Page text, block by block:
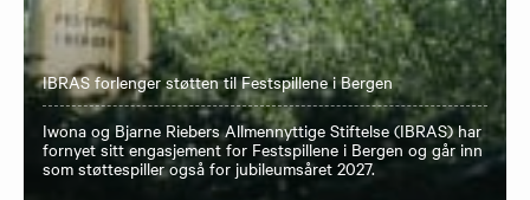
IBRAS forlenger støtten til Festspillene i Bergen
Iwona og Bjarne Riebers Allmennyttige Stiftelse (IBRAS) har
fornyet sitt engasjement for Festspillene i Bergen og går inn
som støttespiller også for jubileumsåret 2027.